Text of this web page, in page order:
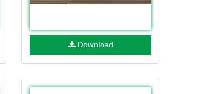
Download